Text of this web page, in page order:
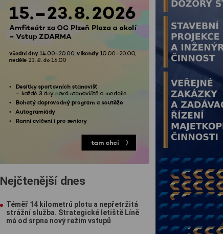
Nejčtenější dnes
Téměř 14 kilometrů plotu a nepřetržitá
strážní služba. Strategické letiště Líně
má od srpna nový režim vstupů